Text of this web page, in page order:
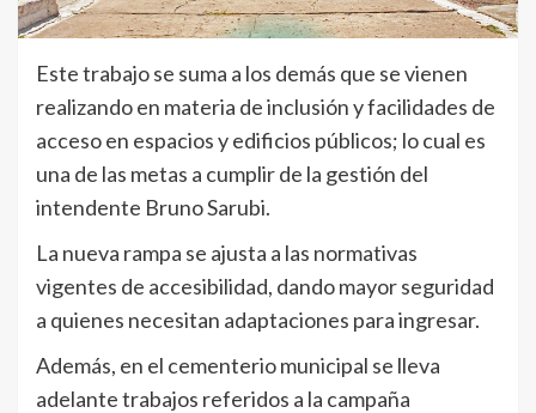
Este trabajo se suma a los demás que se vienen
realizando en materia de inclusión y facilidades de
acceso en espacios y edificios públicos; lo cual es
una de las metas a cumplir de la gestión del
intendente Bruno Sarubi.
La nueva rampa se ajusta a las normativas
vigentes de accesibilidad, dando mayor seguridad
a quienes necesitan adaptaciones para ingresar.
Además, en el cementerio municipal se lleva
adelante trabajos referidos a la campaña